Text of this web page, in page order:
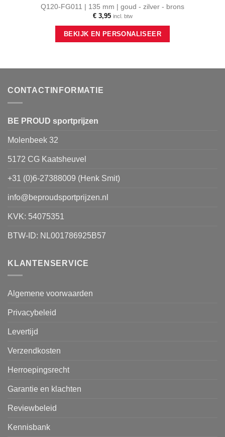
Q120-FG011 | 135 mm | goud - zilver - brons
€3,95 incl. btw
BEKIJK EN PERSONALISEER
Dit
CONTACTINFORMATIE
BE PROUD sportprijzen
Molenbeek 32
5172 CG Kaatsheuvel
+31 (0)6-27388009 (Henk Smit)
info@beproudsportprijzen.nl
KVK: 54075351
BTW-ID: NL001786925B57
KLANTENSERVICE
Algemene voorwaarden
Privacybeleid
Levertijd
Verzendkosten
Herroepingsrecht
Garantie en klachten
Reviewbeleid
Kennisbank